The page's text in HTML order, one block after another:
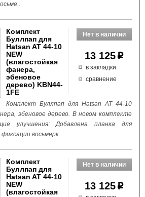
13 125 p
в закладки
сравнение
Комплект
Буллпап для
Hatsan AT 44-10
NEW
(влагостойкая
фанера,
эбеновое
дерево) KBN44-
1FE
Комплект Буллпап для Hatsan AT 44-10
эбеновое дерево. В новом комплекте
улучшения: Добавлена планка для
восьмерк..
13 125 p
Комплект
Буллпап для
Hatsan AT 44-10
NEW
(влагостойкая